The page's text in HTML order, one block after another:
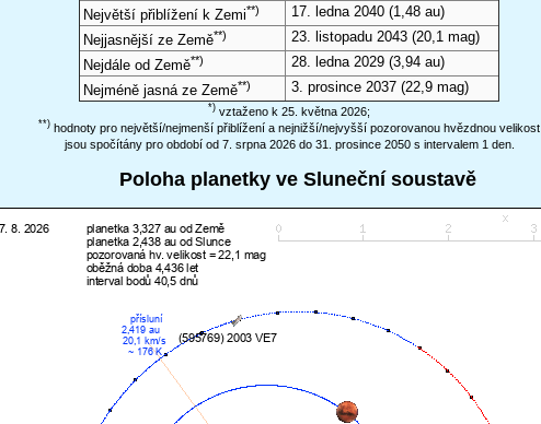
Největší přiblížení k Zemi**) 17. ledna 2040 (1,48 au)
Nejjasnější ze Země**) 23. listopadu 2043 (20,1 mag)
Nejdále od Země**) 28. ledna 2029 (3,94 au)
Nejméně jasná ze Země**) 3. prosince 2037 (22,9 mag)
*) vztaženo k 25. května 2026;
**) hodnoty pro největší/nejmenší přiblížení a nejnižší/nejvyšší pozorovanou hvězdnou velikost
jsou spočítány pro období od 7. srpna 2026 do 31. prosince 2050 s intervalem 1 den.
Poloha planetky ve Sluneční soustavě